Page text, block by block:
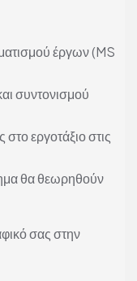
έργων (MS
συντονισμού
εργοτάξιο στις
θα θεωρηθούν
σας στην